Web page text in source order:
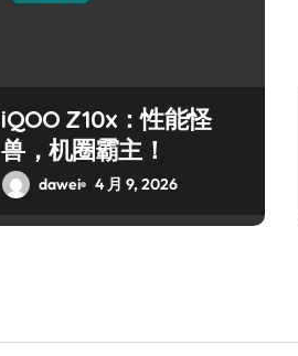
iQOO Z10x：性能怪
兽，机圈霸主！
dawei 4 月 9, 2026